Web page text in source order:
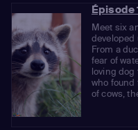
Épisode
Meet six
developed
From a
fear of
loving dog
who found
of cows,